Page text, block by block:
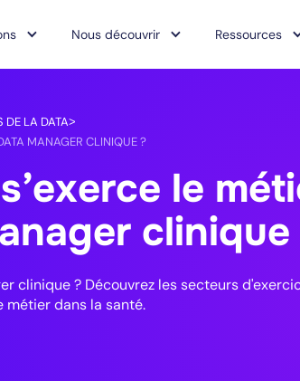
Nous découvrir Ressources
DE LA DATA>
MANAGER CLINIQUE ?
le
clinique
clinique ? Découvrez les secteurs
dans la santé.